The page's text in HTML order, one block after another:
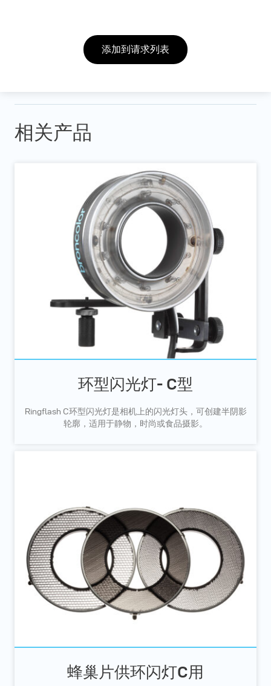
添加到请求列表
相关产品
环型闪光灯- C型
Ringflash C环型闪光灯是相机上的闪光灯头，可创建半阴影
轮廓，适用于静物，时尚或食品摄影。
蜂巢片供环闪灯C用